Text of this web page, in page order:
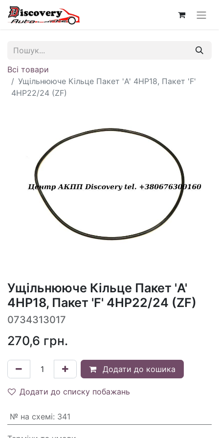
Всі товари
Ущільнююче Кільце Пакет 'A' 4HP18, Пакет 'F'
4HP22/24 (ZF)
Ущільнююче Кільце Пакет 'A'
4HP18, Пакет 'F' 4HP22/24 (ZF)
0734313017
270,6 грн.
Додати до кошика
Додати до списку побажань
№ на схемі: 341